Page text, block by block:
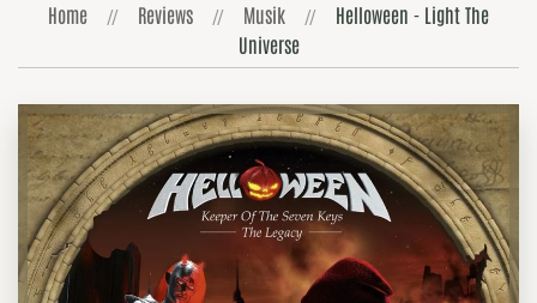
Home Reviews Musik
Helloween - Light The
Universe